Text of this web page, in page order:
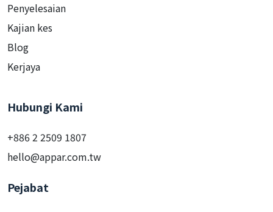
Penyelesaian
Kajian kes
Blog
Kerjaya
Hubungi Kami
+886 2 2509 1807
hello@appar.com.tw
Pejabat